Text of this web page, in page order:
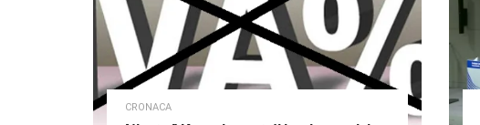
CRONACA